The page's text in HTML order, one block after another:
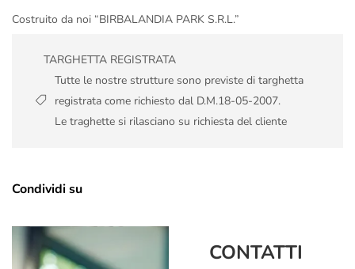
Costruito da noi “BIRBALANDIA PARK S.R.L.”
TARGHETTA REGISTRATA
Tutte le nostre strutture sono previste di targhetta
registrata come richiesto dal D.M.18-05-2007.
Le traghette si rilasciano su richiesta del cliente
Condividi su
CONTATTI